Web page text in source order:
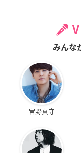
みんな
宮野真守